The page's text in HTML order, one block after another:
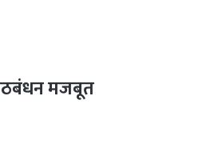
मजबूत